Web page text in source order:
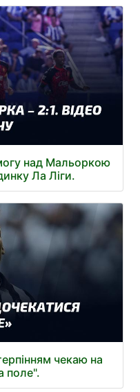
над Мальоркою
Ла Ліги.
чекаю на
поле".